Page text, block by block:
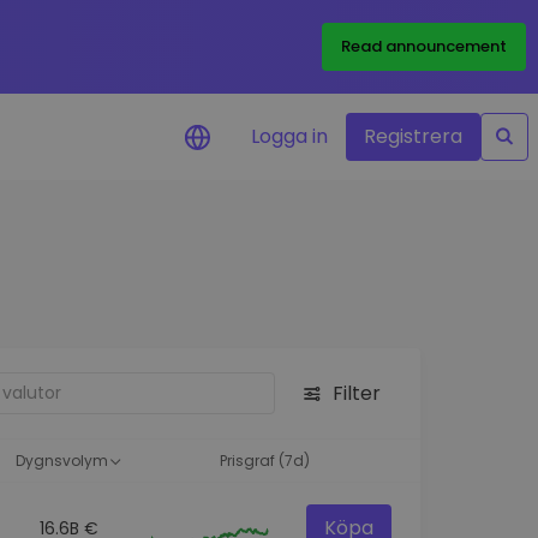
Read announcement
Logga in Registrera
Filter
Dygnsvolym Prisgraf (7d)
16.6B € Köpa